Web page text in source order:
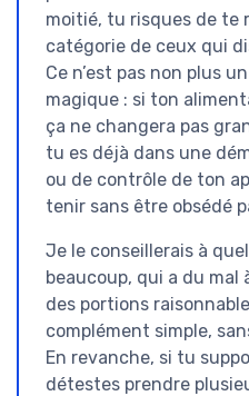
moitié, tu risques de te
catégorie de ceux qui
Ce n’est pas non plus
magique : si ton
ça ne changera pas
tu es déjà dans une
ou de contrôle de ton
tenir sans être obsédé
Je le conseillerais à
beaucoup, qui a du mal
des portions
complément simple,
En revanche, si tu
détestes prendre